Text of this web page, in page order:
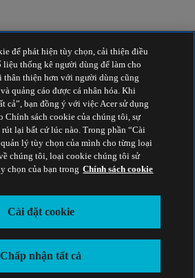
của doanh nghiệp
của sản phẩm
Tư
để phát hiện tùy chọn, cải thiện điều
liệu thống kê người dùng để làm cho
thân thiện hơn với người dùng cũng
quảng cáo được cá nhân hóa. Khi
cả”, bạn đồng ý với việc Acer sử dụng
Chính sách cookie của chúng tôi, sự
lại bất cứ lúc nào. Trong phần “Cài
lý tùy chọn của mình cho từng loại
chúng tôi, loại cookie chúng tôi sử
chọn của bạn trong Chính sách cookie
Cài đặt cookie
Chấp nhận tất cả